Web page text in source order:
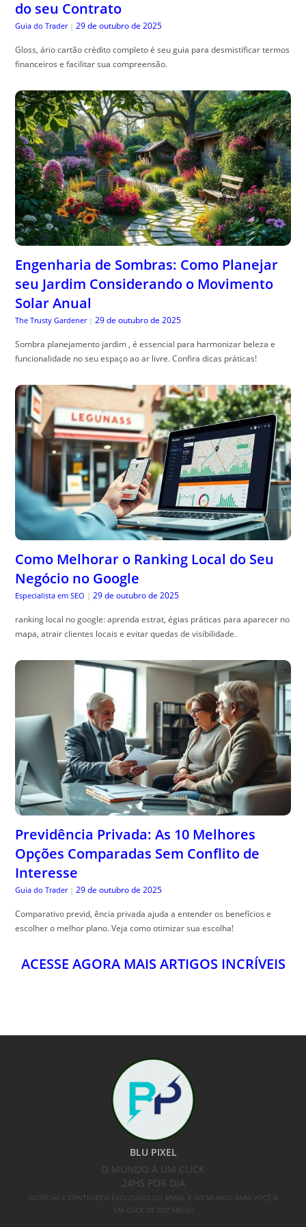
do seu Contrato
Guia do Trader | 29 de outubro de 2025
Gloss, ário cartão crédito completo é seu guia para desmistificar termos
financeiros e facilitar sua compreensão.
Engenharia de Sombras: Como Planejar
seu Jardim Considerando o Movimento
Solar Anual
The Trusty Gardener | 29 de outubro de 2025
Sombra planejamento jardim , é essencial para harmonizar beleza e
funcionalidade no seu espaço ao ar livre. Confira dicas práticas!
Como Melhorar o Ranking Local do Seu
Negócio no Google
Especialista em SEO | 29 de outubro de 2025
ranking local no google: aprenda estrat, égias práticas para aparecer no
mapa, atrair clientes locais e evitar quedas de visibilidade.
Previdência Privada: As 10 Melhores
Opções Comparadas Sem Conflito de
Interesse
Guia do Trader | 29 de outubro de 2025
Comparativo previd, ência privada ajuda a entender os benefícios e
escolher o melhor plano. Veja como otimizar sua escolha!
ACESSE AGORA MAIS ARTIGOS INCRÍVEIS
BLU PIXEL
O MUNDO A UM CLICK
24HS POR DIA
NOTÍCIAS E CONTEÚDOS EXCLUSIVOS DO BRASIL E DO MUNDO PARA VOCÊ A
UM CLICK DE DISTÂNCIA!